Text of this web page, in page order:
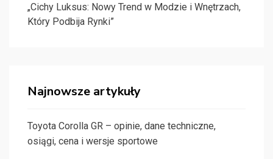
„Cichy Luksus: Nowy Trend w Modzie i Wnętrzach,
Który Podbija Rynki”
Najnowsze artykuły
Toyota Corolla GR – opinie, dane techniczne,
osiągi, cena i wersje sportowe